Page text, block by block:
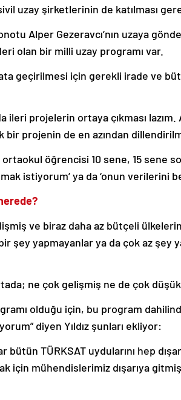
uzay şirketlerinin de katılması
Alper Gezeravcı’nın uzaya
olan bir milli uzay programı var.
geçirilmesi için gerekli irade ve
ileri projelerin ortaya çıkması
bir projenin de en azından
öğrencisi 10 sene, 15 sene
istiyorum’ ya da ‘onun verilerini
ve biraz daha az bütçeli
şey yapmayanlar ya da çok az şey
ne çok gelişmiş ne de çok
olduğu için, bu program
diyen Yıldız şunları ekliyor:
bütün TÜRKSAT uydularını hep
için mühendislerimiz dışarıya